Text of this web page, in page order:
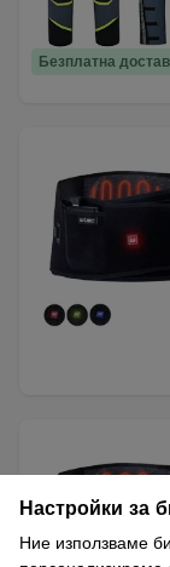
Безплатна
Настройки за
Ние използваме